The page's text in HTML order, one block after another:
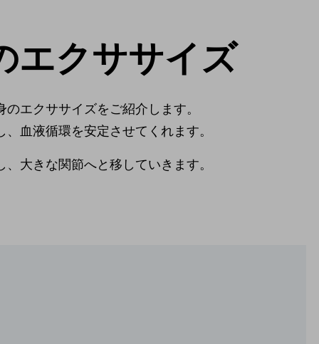
エクササイズ
エクササイズをご紹介します。
血液循環を安定させてくれます。
大きな関節へと移していきます。